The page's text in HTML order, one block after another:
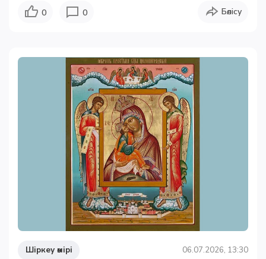
0 0 Бөлісу
Шіркеу өмірі 06.07.2026, 13:30